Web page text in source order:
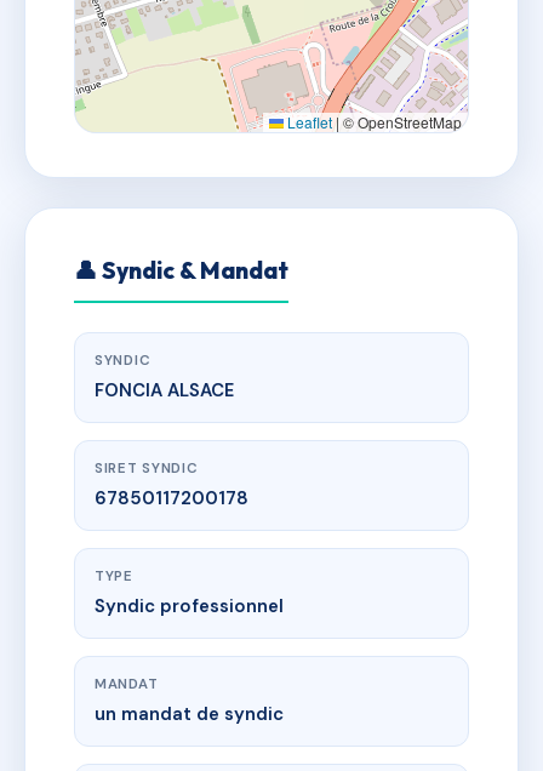
Leaflet|© OpenStreetMap
👤 Syndic & Mandat
SYNDIC
FONCIA ALSACE
SIRET SYNDIC
67850117200178
TYPE
Syndic professionnel
MANDAT
un mandat de syndic